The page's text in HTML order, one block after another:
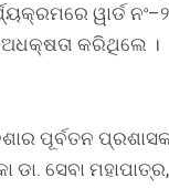
ୱାର୍ଡ
କରିଥିଲେ ।
ପୂର୍ବତନ
ଡା. ସେବା